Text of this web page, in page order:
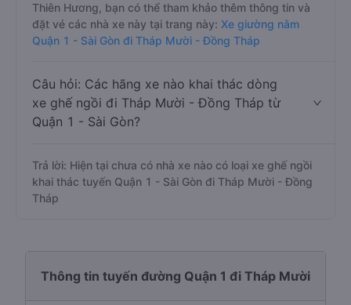
Thiên Hương, bạn có thể tham khảo thêm thông tin và
đặt vé các nhà xe này tại trang này: Xe giường nằm
Quận 1 - Sài Gòn đi Tháp Mười - Đồng Tháp
Câu hỏi: Các hãng xe nào khai thác dòng
xe ghế ngồi đi Tháp Mười - Đồng Tháp từ
Quận 1 - Sài Gòn?
Trả lời: Hiện tại chưa có nhà xe nào có loại xe ghế ngồi
khai thác tuyến Quận 1 - Sài Gòn đi Tháp Mười - Đồng
Tháp
Thông tin tuyến đường Quận 1 đi Tháp Mười